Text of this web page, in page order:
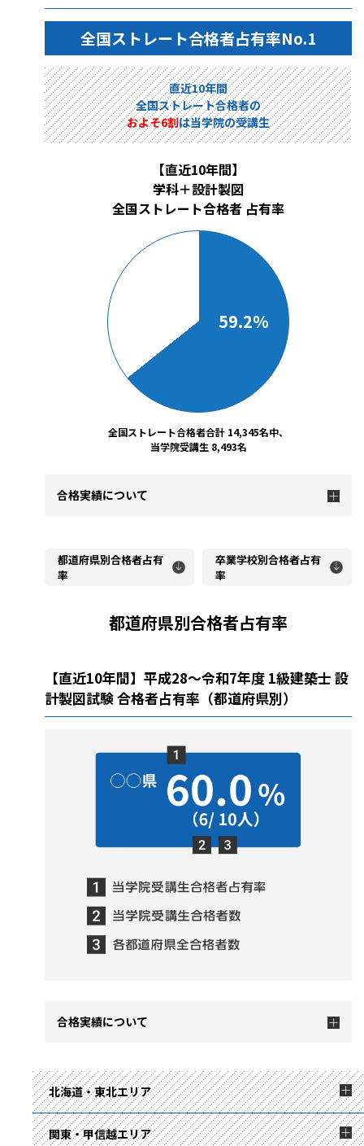
全国ストレート合格者占有率No.1
直近10年間
全国ストレート合格者の
およそ6割は当学院の受講生
【直近10年間】
学科＋設計製図
全国ストレート合格者 占有率
59.2％
全国ストレート合格者合計 14,345名中、
当学院受講生 8,493名
合格実績について
都道府県別合格者占有
率
卒業学校別合格者占有
率
都道府県別合格者占有率
【直近10年間】平成28～令和7年度 1級建築士 設
計製図試験 合格者占有率（都道府県別）
合格実績について
北海道・東北エリア
関東・甲信越エリア